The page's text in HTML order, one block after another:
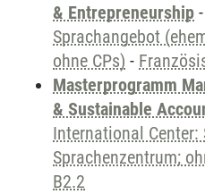
& Entrepreneurship -
Sprachangebot
ohne CPs) -
Masterprogramm
& Sustainable
International Center:
Sprachenzentrum;
B2.2